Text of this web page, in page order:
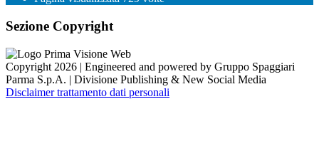
Sezione Copyright
Copyright 2026 | Engineered and powered by Gruppo Spaggiari
Parma S.p.A. | Divisione Publishing & New Social Media
Disclaimer trattamento dati personali